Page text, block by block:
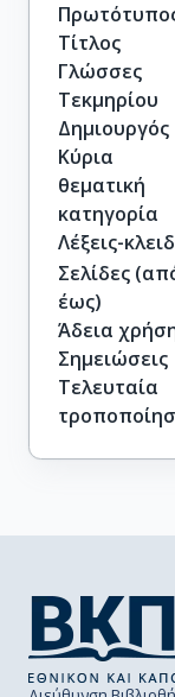
Τίτλος
Γλώσσες
Τεκμηρίου
Δημιουργός
Κύρια
θεματική
κατηγορία
Λέξεις-
Σελίδες
έως)
Άδεια
Σημειώσεις
Τελευταία